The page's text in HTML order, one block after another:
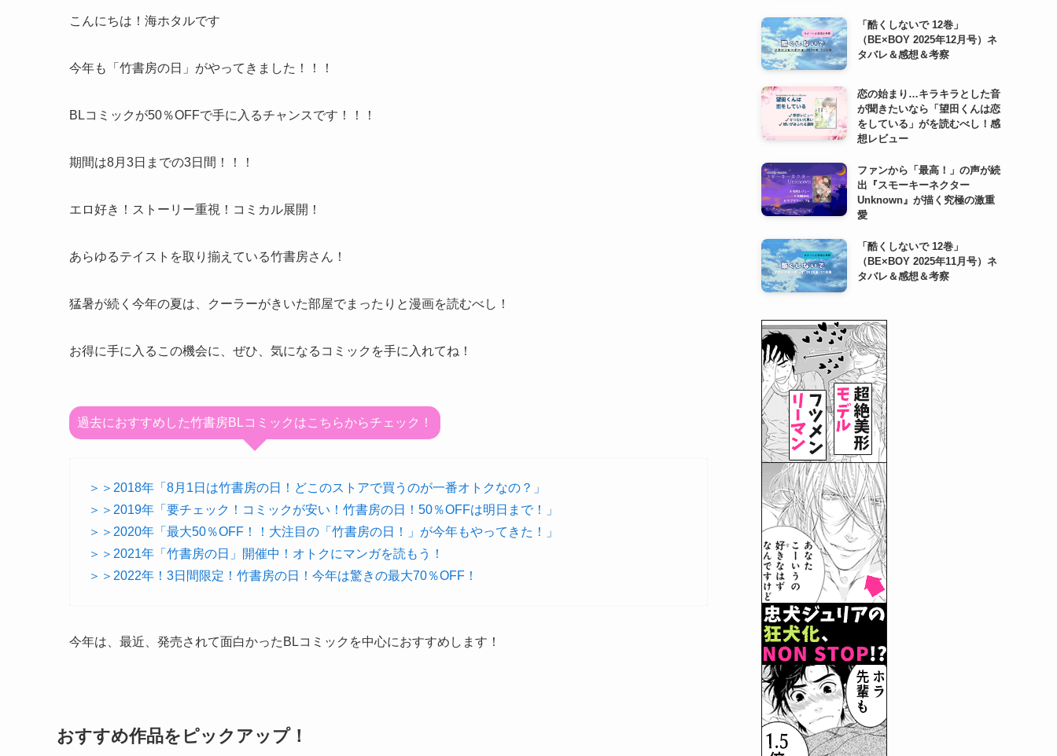
こんにちは！海ホタルです
今年も「竹書房の日」がやってきました！！！
BLコミックが50％OFFで手に入るチャンスです！！！
期間は8月3日までの3日間！！！
エロ好き！ストーリー重視！コミカル展開！
あらゆるテイストを取り揃えている竹書房さん！
猛暑が続く今年の夏は、クーラーがきいた部屋でまったりと漫画を読むべし！
お得に手に入るこの機会に、ぜひ、気になるコミックを手に入れてね！
過去におすすめした竹書房BLコミックはこちらからチェック！
＞＞2018年「8月1日は竹書房の日！どこのストアで買うのが一番オトクなの？」
＞＞2019年「要チェック！コミックが安い！竹書房の日！50％OFFは明日まで！」
＞＞2020年「最大50％OFF！！大注目の「竹書房の日！」が今年もやってきた！」
＞＞2021年「竹書房の日」開催中！オトクにマンガを読もう！
＞＞2022年！3日間限定！竹書房の日！今年は驚きの最大70％OFF！
今年は、最近、発売されて面白かったBLコミックを中心におすすめします！
おすすめ作品をピックアップ！
「酷くしないで 12巻」
（BE×BOY 2025年12月号）ネ
タバレ＆感想＆考察
恋の始まり…キラキラとした音
が聞きたいなら「望田くんは恋
をしている」がを読むべし！感
想レビュー
ファンから「最高！」の声が続
出『スモーキーネクター
Unknown』が描く究極の激重
愛
「酷くしないで 12巻」
（BE×BOY 2025年11月号）ネ
タバレ＆感想＆考察